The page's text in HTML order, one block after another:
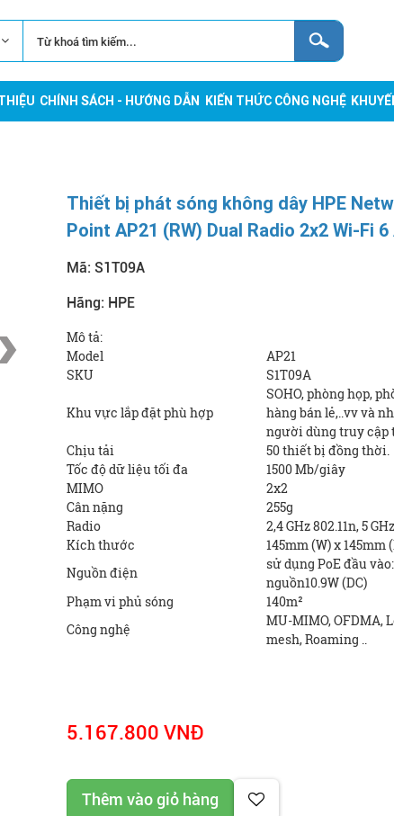
CHÍNH SÁCH - HƯỚNG DẪN KIẾN THỨC CÔNG NGHỆ
Thiết bị phát sóng không dây HPE
Point AP21 (RW) Dual Radio 2x2 Wi-Fi
Mã: S1T09A
Hãng: HPE
Mô tả:
Model
AP21
SKU
S1T09A
Khu vực lắp đặt phù hợp
SOHO, phòng họp,
hàng bán lẻ,..vv và
người dùng truy cập
Chịu tải
50 thiết bị đồng thời.
Tốc độ dữ liệu tối đa
1500 Mb/giây
MIMO
2x2
Cân nặng
255g
Radio
2,4 GHz 802.11n, 5
Kích thước
145mm (W) x 145mm
Nguồn điện
sử dụng PoE đầu
nguồn10.9W (DC)
Phạm vi phủ sóng
140m²
Công nghệ
MU-MIMO, OFDMA,
mesh, Roaming ..
5.167.800 VNĐ